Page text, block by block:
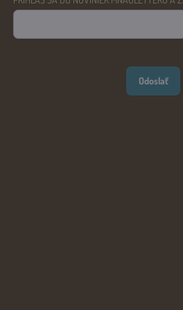
Odoslať